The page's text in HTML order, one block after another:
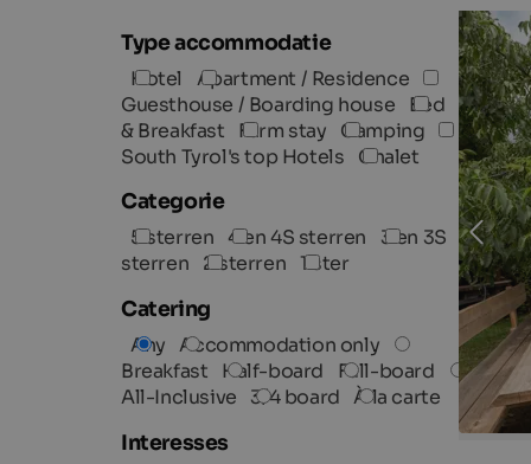
Type accommodatie
Hotel
Apartment / Residence
Guesthouse / Boarding house
Bed
& Breakfast
Farm stay
Camping
South Tyrol's top Hotels
Chalet
Categorie
5 sterren 4 en 4S sterren
3 en 3S
sterren
2 sterren 1 ster
Catering
Any Accommodation only
Breakfast
Half-board
Full-board
All-Inclusive
3/4 board À la carte
Interesses